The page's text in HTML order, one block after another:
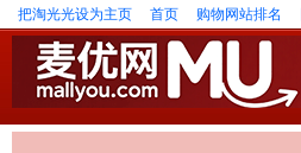
把淘光光设为主页 首页 购物网站排名